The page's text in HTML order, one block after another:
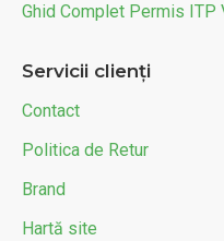
Ghid Complet Permis ITP
Servicii clienți
Contact
Politica de Retur
Brand
Hartă site